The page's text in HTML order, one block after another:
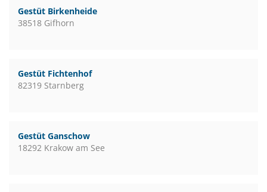
Gestüt Birkenheide
38518 Gifhorn
Gestüt Fichtenhof
82319 Starnberg
Gestüt Ganschow
18292 Krakow am See